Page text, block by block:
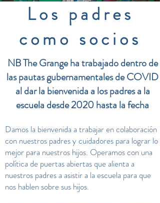
Los padres
como socios
NB The Grange ha trabajado dentro de
las pautas gubernamentales de COVID
al dar la bienvenida a los padres a la
escuela desde 2020 hasta la fecha
Damos la bienvenida a trabajar en colaboración
con nuestros padres y cuidadores para lograr lo
mejor para nuestros hijos. Operamos con una
política de puertas abiertas que alienta a
nuestros padres a asistir a la escuela para que
nos hablen sobre sus hijos.